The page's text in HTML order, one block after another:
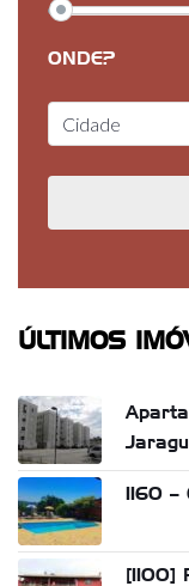
ONDE?
ÚLTIMOS
1160
[1100]